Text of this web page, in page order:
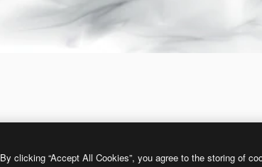
By clicking “Accept All Cookies”, you agree to the storing of